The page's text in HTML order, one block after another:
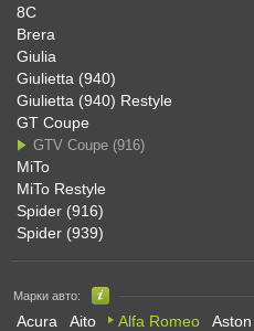
8C
Brera
Giulia
Giulietta (940)
Giulietta (940) Restyle
GT Coupe
GTV Coupe (916)
MiTo
MiTo Restyle
Spider (916)
Spider (939)
Марки авто:
Acura Aito Alfa Romeo